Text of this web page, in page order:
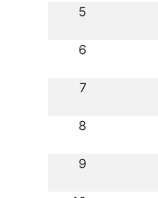
5
6
7
8
9